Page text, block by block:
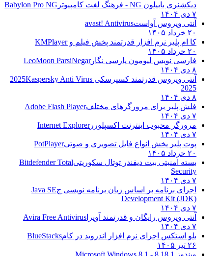
دیکشنری بابیلون NG - فرهنگ لغت کامپیوتر
Babylon Pro NG
۷ دی ۱۴۰۴
آنتی ویروس آواستavast! Antivirus
۲۰ خرداد ۱۴۰۵
کا ام پلیر نرم افزار قدرتمند پخش فیلم وKMPlayer
۲۰ خرداد ۱۴۰۵
فارسی نویس لیومون پارسی نگارLeoMoon ParsiNegar
۸ دی ۱۴۰۴
آنتی ویروس قدرتمند کسپرسکی 2025 Kaspersky Anti Virus
2025
۸ دی ۱۴۰۴
فلش پلیر برای مرورگرهای مختلفAdobe Flash Player
۷ دی ۱۴۰۴
مرورگر محبوب اینترنت اکسپلوررInternet Explorer
۷ دی ۱۴۰۴
پوت پلیر پخش انواع فایل تصویری و صوتیPotPlayer
۲۰ خرداد ۱۴۰۵
بسته امنیتی بیت دیفندر توتال سکوریتیBitdefender Total
Security
۷ دی ۱۴۰۴
اجرای برنامه بر اساس زبان برنامه نویسی جJava SE
Development Kit (JDK)
۷ دی ۱۴۰۴
آنتی ویروس رایگان و قدرتمند آویرا Avira Free Antivirus
۷ دی ۱۴۰۴
بلو استکس اجرای نرم افزار اندروید در کامBlueStacks
۲۶ تیر ۱۴۰۵